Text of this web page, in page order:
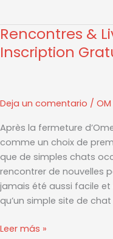
Rencontres &
Inscription
Deja un comentario /
Après la fermeture
comme un choix de
que de simples chats
rencontrer de nouvelles
jamais été aussi facile
qu’un simple site de
Rencontres
&
Live
Inscription
Leer más »